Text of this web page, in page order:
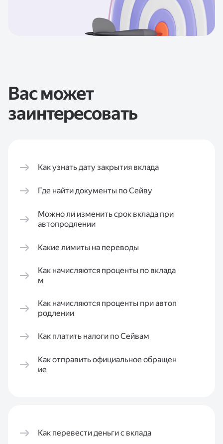
Вас может
заинтересовать
Как узнать дату закрытия вклада
Где найти документы по Сейву
Можно ли изменить срок вклада при
автопродлении
Какие лимиты на переводы
Как начисляются проценты по вклада
м
Как начисляются проценты при автоп
родлении
Как платить налоги по Сейвам
Как отправить официальное обращен
ие
Как перевести деньги с вклада